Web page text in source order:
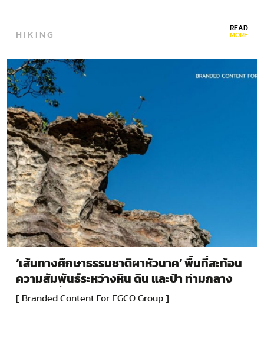
HIKING READ
MORE
‘เส้นทางศึกษาธรรมชาติผาหัวนาค’ พื้นที่สะท้อน
ความสัมพันธ์ระหว่างหิน ดิน และป่า ท่ามกลาง
ความเปลี่ยนแปลงกว่าร้อยล้านปี
[ Branded Content For EGCO Group ]…